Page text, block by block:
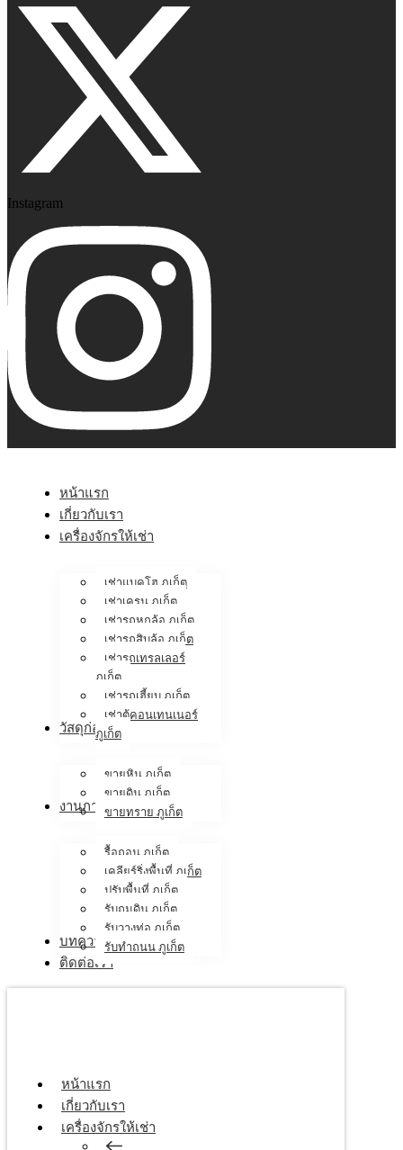
Instagram
หน้าแรก
เกี่ยวกับเรา
เครื่องจักรให้เช่า
เช่าแบคโฮ ภูเก็ต
เช่าเครน ภูเก็ต
เช่ารถหกล้อ ภูเก็ต
เช่ารถสิบล้อ ภูเก็ต
เช่ารถเทรลเลอร์
ภูเก็ต
เช่ารถเฮี้ยบ ภูเก็ต
เช่าตู้คอนเทนเนอร์
ภูเก็ต
วัสดุก่อสร้าง
ขายหิน ภูเก็ต
ขายดิน ภูเก็ต
ขายทราย ภูเก็ต
งานภาคสนาม
รื้อถอน ภูเก็ต
เคลียร์ริ่งพื้นที่ ภูเก็ต
ปรับพื้นที่ ภูเก็ต
รับถมดิน ภูเก็ต
รับวางท่อ ภูเก็ต
รับทำถนน ภูเก็ต
บทความ
ติดต่อเรา
หน้าแรก
เกี่ยวกับเรา
เครื่องจักรให้เช่า